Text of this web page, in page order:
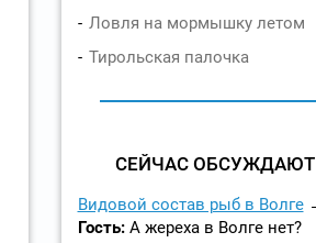
Ловля на мормышку летом
Тирольская палочка
СЕЙЧАС ОБСУЖДАЮТ
Видовой состав рыб в Волге
Гость: А жереха в Волге нет?